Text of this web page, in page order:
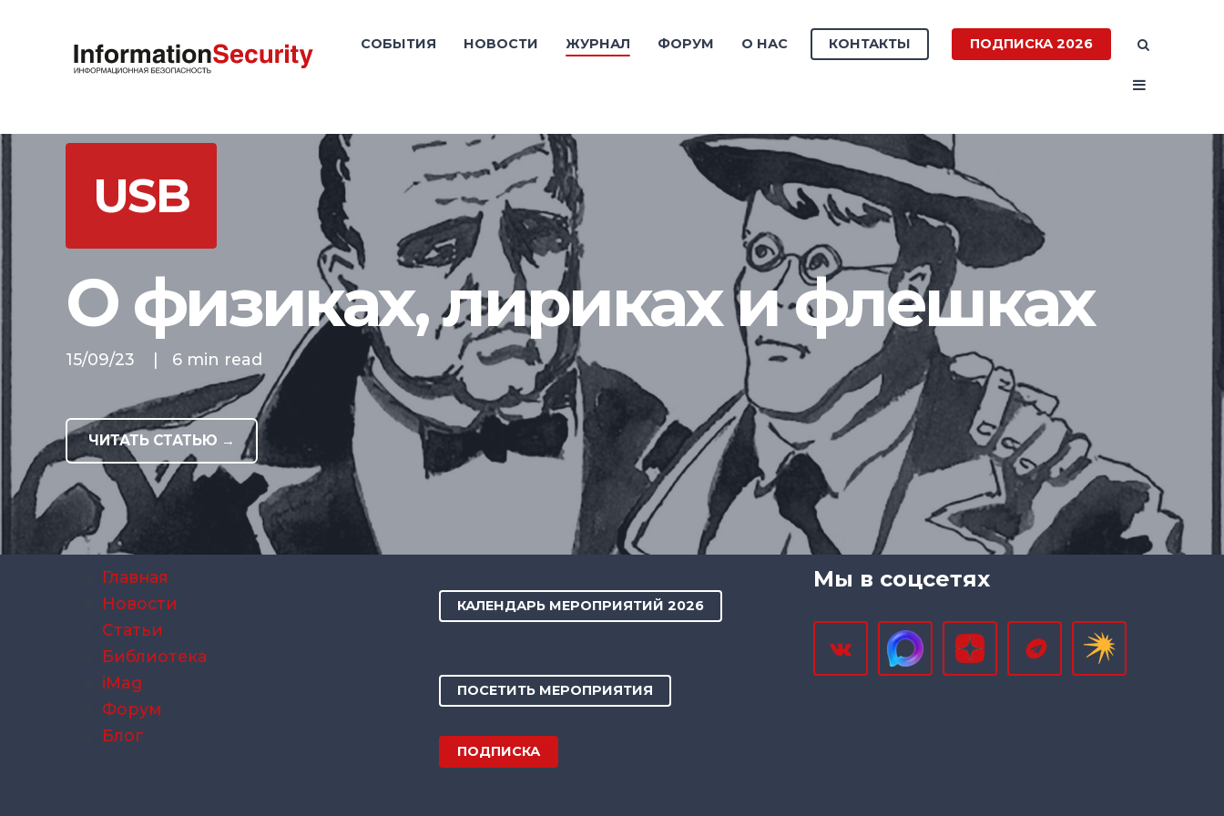
СОБЫТИЯ НОВОСТИ ЖУРНАЛ ФОРУМ О НАС КОНТАКТЫ ПОДПИСКА 2026
USB
О физиках, лириках и флешках
15/09/23 6 min read
ЧИТАТЬ СТАТЬЮ →
Главная
Новости
Статьи
Библиотека
iMag
Форум
Блог
КАЛЕНДАРЬ МЕРОПРИЯТИЙ 2026
ПОСЕТИТЬ МЕРОПРИЯТИЯ
ПОДПИСКА
Мы в соцсетях